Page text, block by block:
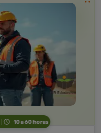
10 a 60 horas